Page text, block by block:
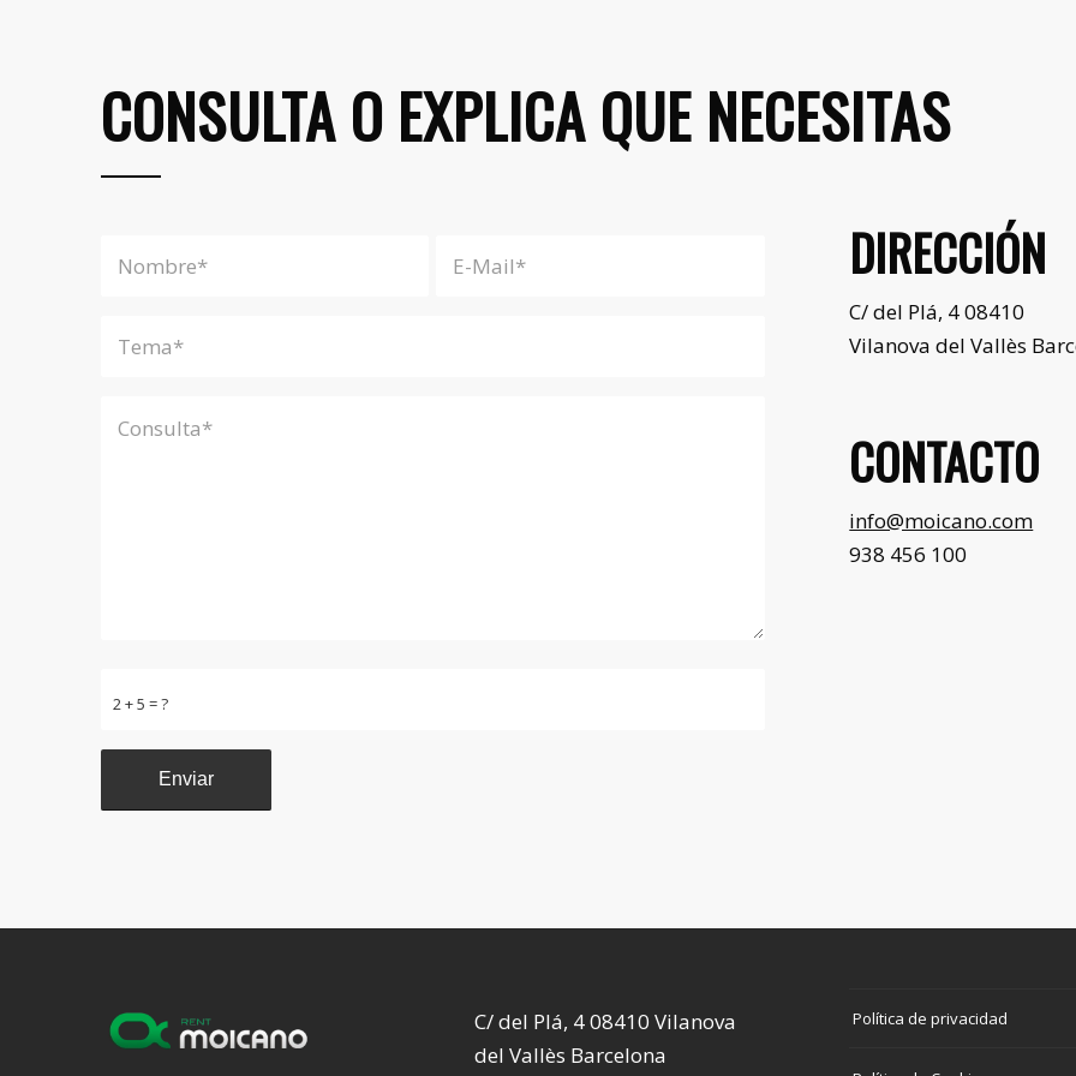
CONSULTA O EXPLICA QUE NECESITAS
2 + 5 = ?
DIRECCIÓN
C/ del Plá, 4 08410
Vilanova del Vallès
CONTACTO
info@moicano.com
938 456 100
C/ del Plá, 4 08410 Vilanova
del Vallès Barcelona
Política de privacidad